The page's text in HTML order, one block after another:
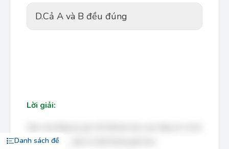
Danh sách đề
D.Cả A và B đều đúng
Lời giải: